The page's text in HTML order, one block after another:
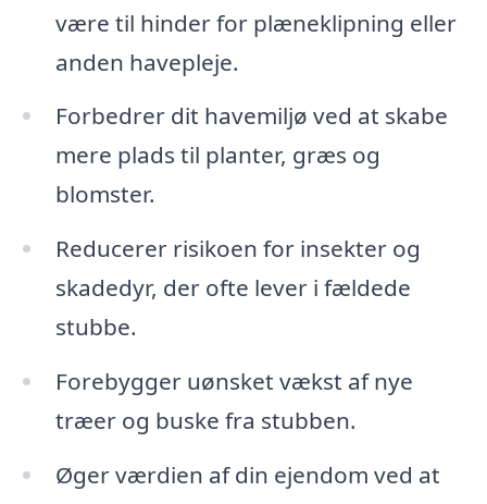
være til hinder for plæneklipning eller
anden havepleje.
Forbedrer dit havemiljø ved at skabe
mere plads til planter, græs og
blomster.
Reducerer risikoen for insekter og
skadedyr, der ofte lever i fældede
stubbe.
Forebygger uønsket vækst af nye
træer og buske fra stubben.
Øger værdien af din ejendom ved at